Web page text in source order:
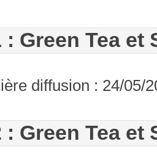
Green Tea et
diffusion : 24/05/
Green Tea et